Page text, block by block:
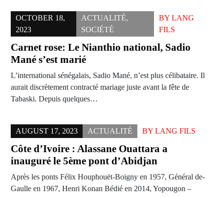
OCTOBER 18,
2023
ACTUALITÉ,
SOCIÉTÉ
BYLANG
FILS
Carnet rose: Le Nianthio national, Sadio
Mané s’est marié
L’international sénégalais, Sadio Mané, n’est plus célibataire. Il
aurait discrètement contracté mariage juste avant la fête de
Tabaski. Depuis quelques…
AUGUST 17, 2023 ACTUALITÉ BY LANG FILS
Côte d’Ivoire : Alassane Ouattara a
inauguré le 5ème pont d’Abidjan
Après les ponts Félix Houphouët-Boigny en 1957, Général de-
Gaulle en 1967, Henri Konan Bédié en 2014, Yopougon –